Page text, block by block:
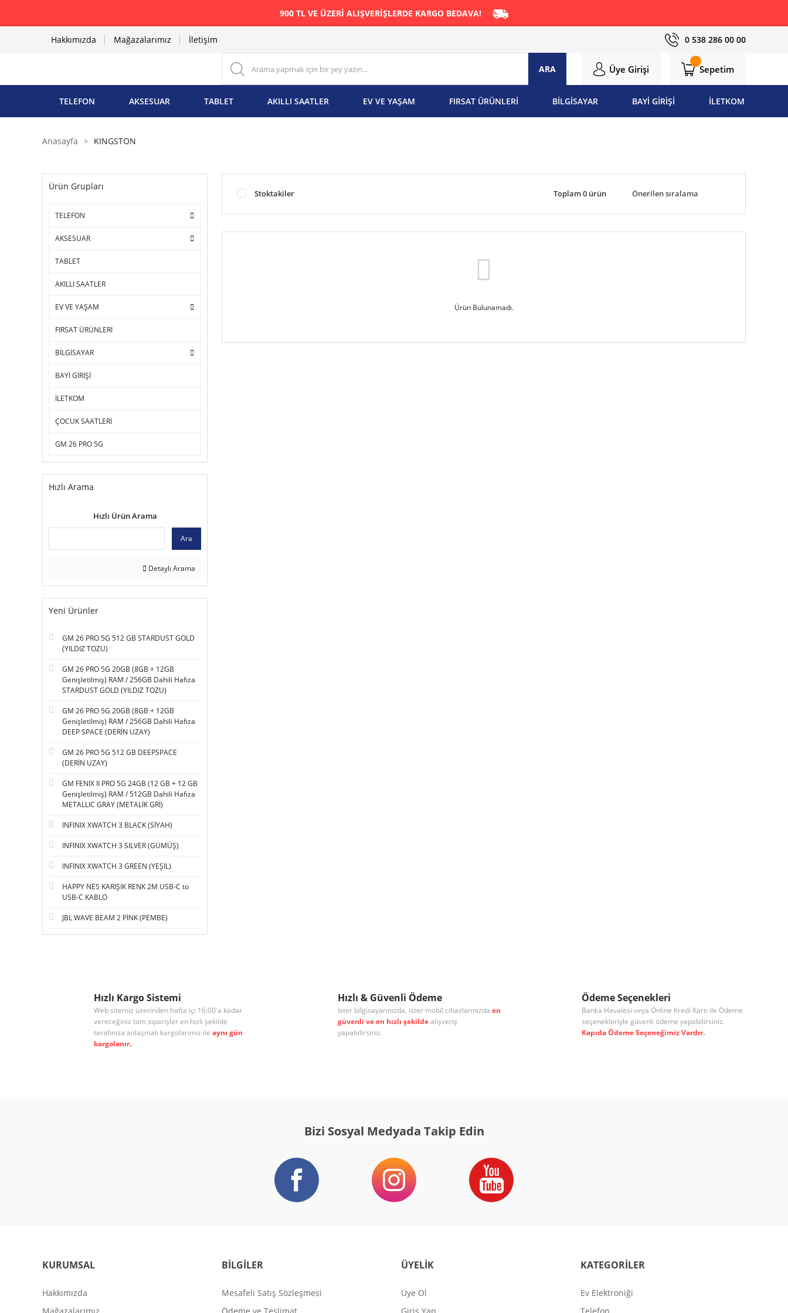
900 TL VE ÜZERİ ALIŞVERİŞLERDE KARGO BEDAVA!
Hakkımızda Mağazalarımız İletişim 0 538 286 00 00
ARA Üye Girişi Sepetim
TELEFON AKSESUAR TABLET AKILLI SAATLER EV VE YAŞAM FIRSAT ÜRÜNLERİ BİLGİSAYAR BAYİ GİRİŞİ İLETKOM
Anasayfa KINGSTON
Ürün Grupları
TELEFON
AKSESUAR
TABLET
AKILLI SAATLER
EV VE YAŞAM
FIRSAT ÜRÜNLERİ
BİLGİSAYAR
BAYİ GİRİŞİ
İLETKOM
ÇOCUK SAATLERİ
GM 26 PRO 5G
Hızlı Arama
Hızlı Ürün Arama
Ara
Detaylı Arama
Yeni Ürünler
GM 26 PRO 5G 512 GB STARDUST GOLD
(YILDIZ TOZU)
GM 26 PRO 5G 20GB (8GB + 12GB
Genişletilmiş) RAM / 256GB Dahili Hafıza
STARDUST GOLD (YILDIZ TOZU)
GM 26 PRO 5G 20GB (8GB + 12GB
Genişletilmiş) RAM / 256GB Dahili Hafıza
DEEP SPACE (DERİN UZAY)
GM 26 PRO 5G 512 GB DEEPSPACE
(DERİN UZAY)
GM FENIX II PRO 5G 24GB (12 GB + 12 GB
Genişletilmiş) RAM / 512GB Dahili Hafıza
METALLIC GRAY (METALİK GRİ)
INFINIX XWATCH 3 BLACK (SİYAH)
INFINIX XWATCH 3 SILVER (GÜMÜŞ)
INFINIX XWATCH 3 GREEN (YEŞİL)
HAPPY NES KARIŞIK RENK 2M USB-C to
USB-C KABLO
JBL WAVE BEAM 2 PİNK (PEMBE)
Stoktakiler Toplam 0 ürün
Ürün Bulunamadı.
Hızlı Kargo Sistemi
Web sitemiz üzerinden hafta içi 16:00'a kadar
vereceğiniz tüm siparişler en hızlı şekilde
tarafınıza anlaşmalı kargolarımız ile aynı gün
kargolanır.
Hızlı & Güvenli Ödeme
İster bilgisayarınızda, ister mobil cihazlarınızda en
güvenli ve en hızlı şekildealışveriş
yapabilirsiniz.
Ödeme Seçenekleri
Banka Havalesi veya Online Kredi Kartı ile Ödeme
seçenekleriyle güvenli ödeme yapabilirsiniz.
Kapıda Ödeme Seçeneğimiz Vardır.
Bizi Sosyal Medyada Takip Edin
KURUMSAL
Hakkımızda
BİLGİLER
Mesafeli Satış Sözleşmesi
ÜYELİK
Üye Ol
KATEGORİLER
Ev Elektroniği